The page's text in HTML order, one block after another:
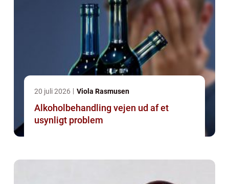
20 juli 2026 Viola Rasmusen
Alkoholbehandling vejen ud af et
usynligt problem